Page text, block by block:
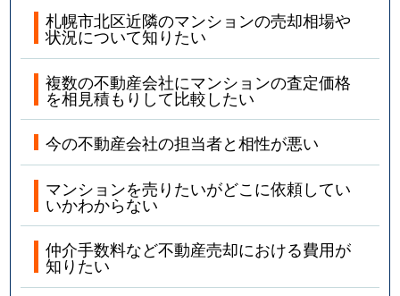
札幌市北区近隣のマンションの売却相場や
状況について知りたい
複数の不動産会社にマンションの査定価格
を相見積もりして比較したい
今の不動産会社の担当者と相性が悪い
マンションを売りたいがどこに依頼してい
いかわからない
仲介手数料など不動産売却における費用が
知りたい